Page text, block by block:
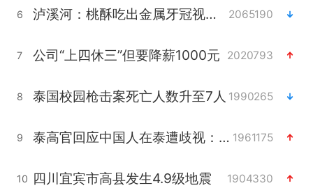
6 泸溪河：桃酥吃出金属牙冠视频不实 2065190
7 公司“上四休三”但要降薪1000元 2020793
8 泰国校园枪击案死亡人数升至7人 1990265
9 泰高官回应中国人在泰遭歧视：全面调查 1961175
10 四川宜宾市高县发生4.9级地震 1904330